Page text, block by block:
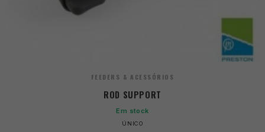
FEEDERS & ACESSÓRIOS
ROD SUPPORT
Em stock
ÚNICO